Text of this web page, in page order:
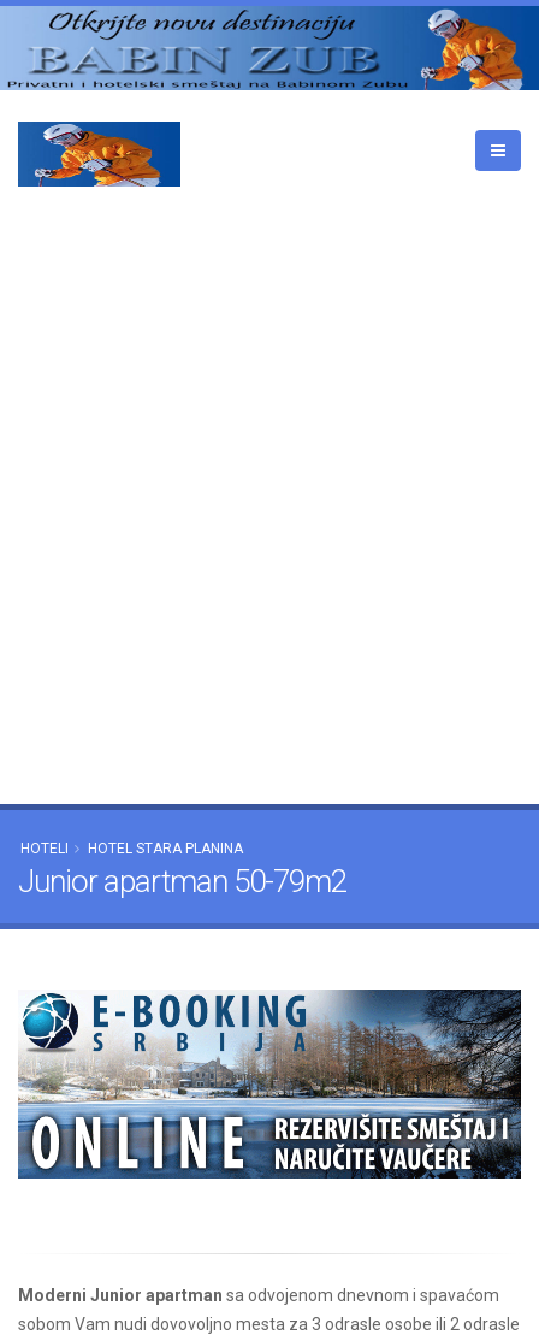
HOTELI HOTEL STARA PLANINA
Junior apartman 50-79m2
Moderni Junior apartman sa odvojenom dnevnom i spavaćom
sobom Vam nudi dovovoljno mesta za 3 odrasle osobe ili 2 odrasle